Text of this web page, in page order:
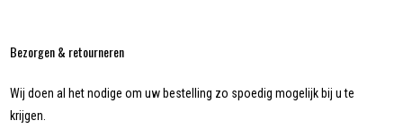
Bezorgen & retourneren
Wij doen al het nodige om uw bestelling zo spoedig mogelijk bij u te
krijgen.